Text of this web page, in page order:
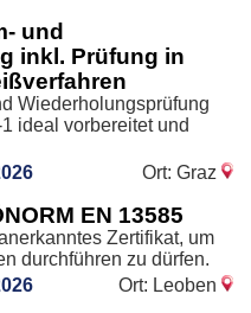
und
inkl. Prüfung in
Wiederholungsprüfung
ideal vorbereitet und
Ort: Graz
EN 13585
Zertifikat, um
durchführen zu dürfen.
Ort: Leoben